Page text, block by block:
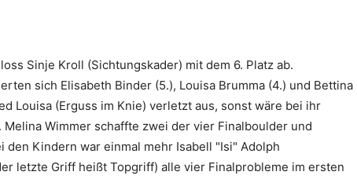
Sinje Kroll (Sichtungskader) mit dem 6. Platz ab.
sich Elisabeth Binder (5.), Louisa Brumma (4.) und Bettina
Louisa (Erguss im Knie) verletzt aus, sonst wäre bei ihr
Wimmer schaffte zwei der vier Finalboulder und
den Kindern war einmal mehr Isabell "Isi" Adolph
letzte Griff heißt Topgriff) alle vier Finalprobleme im ersten